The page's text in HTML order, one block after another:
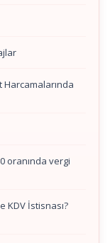
Harcamalarında
oranında vergi
KDV İstisnası?